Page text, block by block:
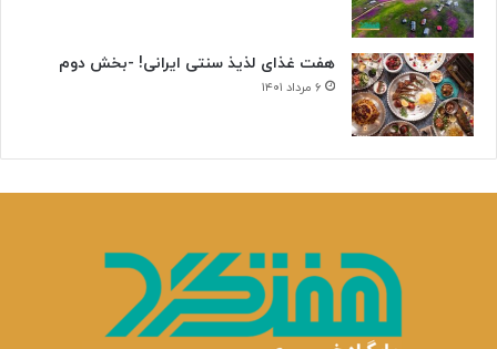
هفت غذای لذیذ سنتی ایرانی! -بخش دوم
۶ مرداد ۱۴۰۱